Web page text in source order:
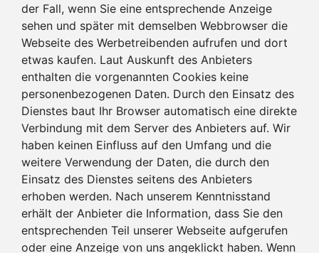
der Fall, wenn Sie eine entsprechende Anzeige
sehen und später mit demselben Webbrowser die
Webseite des Werbetreibenden aufrufen und dort
etwas kaufen. Laut Auskunft des Anbieters
enthalten die vorgenannten Cookies keine
personenbezogenen Daten. Durch den Einsatz des
Dienstes baut Ihr Browser automatisch eine direkte
Verbindung mit dem Server des Anbieters auf. Wir
haben keinen Einfluss auf den Umfang und die
weitere Verwendung der Daten, die durch den
Einsatz des Dienstes seitens des Anbieters
erhoben werden. Nach unserem Kenntnisstand
erhält der Anbieter die Information, dass Sie den
entsprechenden Teil unserer Webseite aufgerufen
oder eine Anzeige von uns angeklickt haben. Wenn